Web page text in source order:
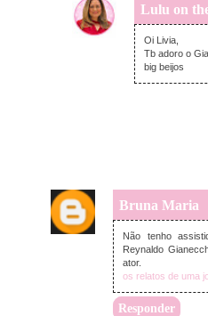
Lulu on
Oi Livia,
Tb adoro o
big beijos
Bruna Maria
Não tenho
Reynaldo
ator.
os relatos de uma
Responder